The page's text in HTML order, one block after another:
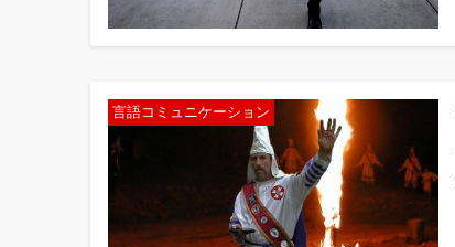
言語コミュニケーション